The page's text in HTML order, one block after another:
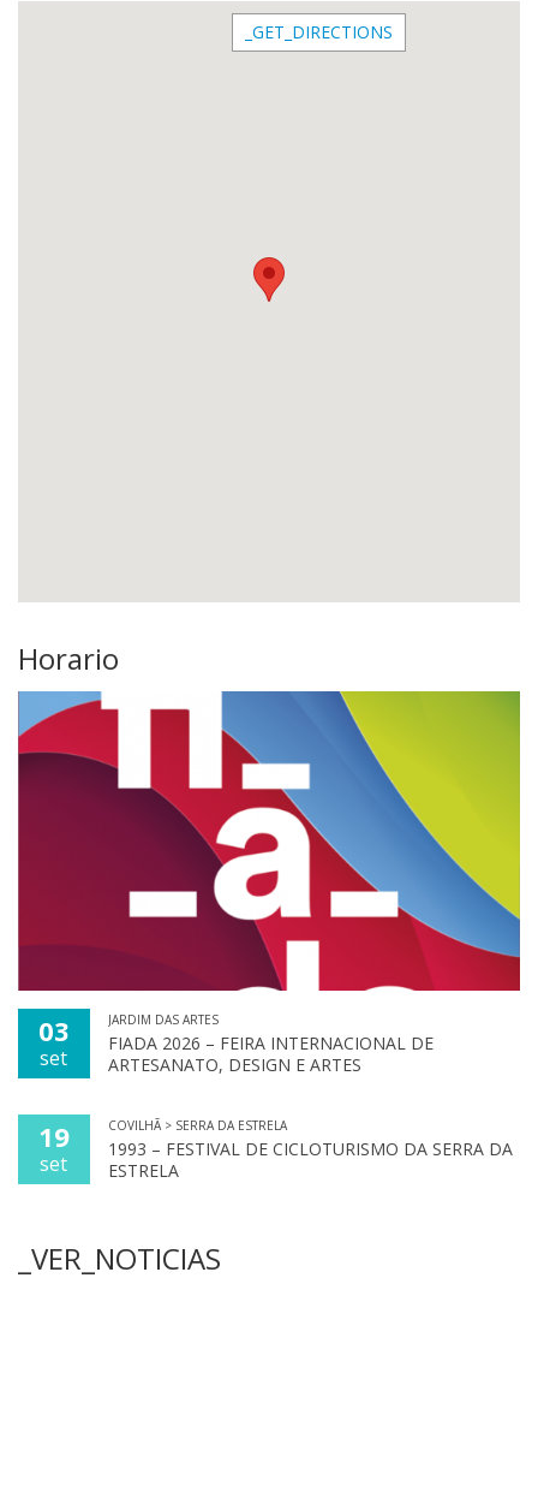
_GET_DIRECTIONS
Horario
03
set
JARDIM DAS ARTES
FIADA 2026 – FEIRA INTERNACIONAL DE
ARTESANATO, DESIGN E ARTES
19
set
COVILHÃ > SERRA DA ESTRELA
1993 – FESTIVAL DE CICLOTURISMO DA SERRA DA
ESTRELA
_VER_NOTICIAS